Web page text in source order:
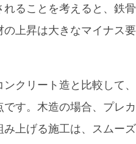
れることを考えると、鉄
の上昇は大きなマイナス
ンクリート造と比較して
です。木造の場合、プレ
み上げる施工は、スムー